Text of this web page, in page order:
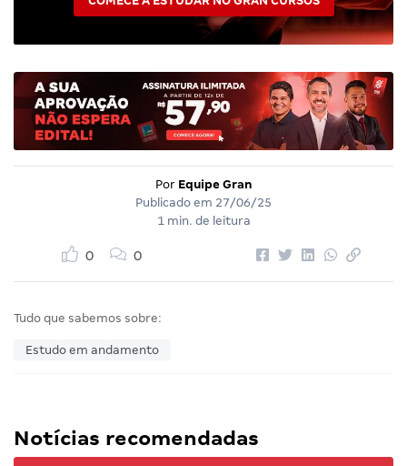
Por Equipe Gran
Publicado em 27/06/25
1 min. de leitura
0 0
Tudo que sabemos sobre:
Estudo em andamento
Notícias recomendadas